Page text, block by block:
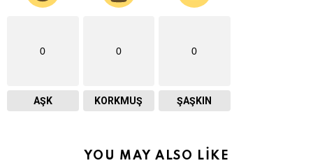
0
AŞK
0
KORKMUŞ
0
ŞAŞKIN
YOU MAY ALSO LIKE